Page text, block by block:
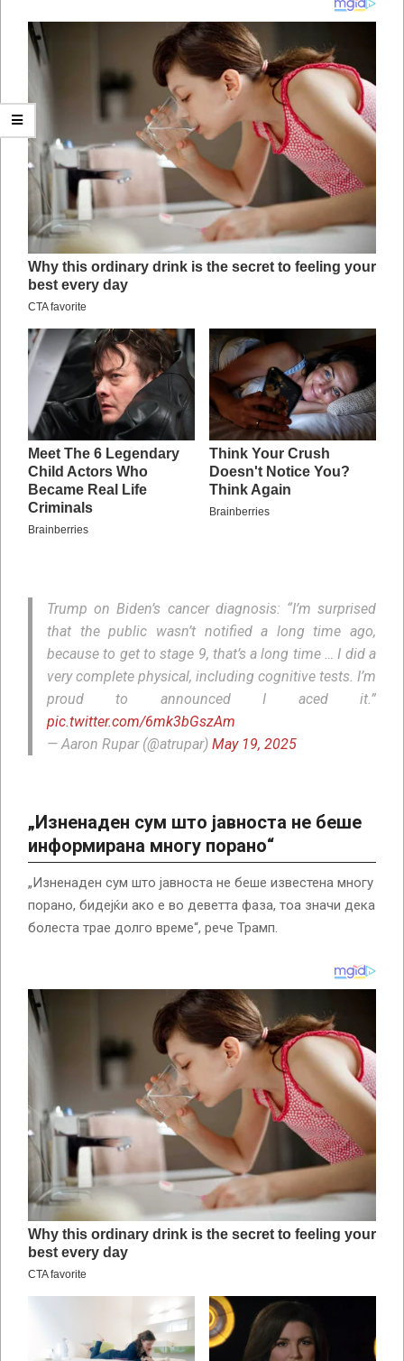
Trump on Biden’s cancer diagnosis: “I’m surprised
that the public wasn’t notified a long time ago,
because to get to stage 9, that’s a long time … I did a
very complete physical, including cognitive tests. I’m
proud to announced I aced it.”
pic.twitter.com/6mk3bGszAm
— Aaron Rupar (@atrupar) May 19, 2025
„Изненаден сум што јавноста не беше
информирана многу порано“
„Изненаден сум што јавноста не беше известена многу
порано, бидејќи ако е во деветта фаза, тоа значи дека
болеста трае долго време“, рече Трамп.